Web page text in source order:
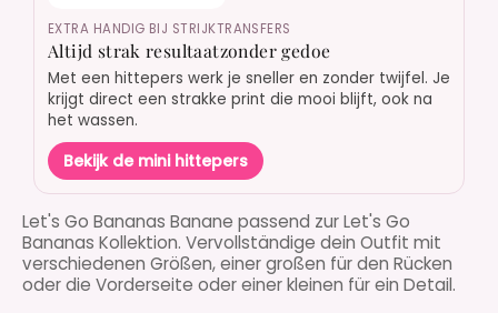
EXTRA HANDIG BIJ STRIJKTRANSFERS
Altijd strak resultaatzonder gedoe
Met een hittepers werk je sneller en zonder twijfel. Je
krijgt direct een strakke print die mooi blijft, ook na
het wassen.
Bekijk de mini hittepers
Let's Go Bananas Banane passend zur Let's Go
Bananas Kollektion. Vervollständige dein Outfit mit
verschiedenen Größen, einer großen für den Rücken
oder die Vorderseite oder einer kleinen für ein Detail.